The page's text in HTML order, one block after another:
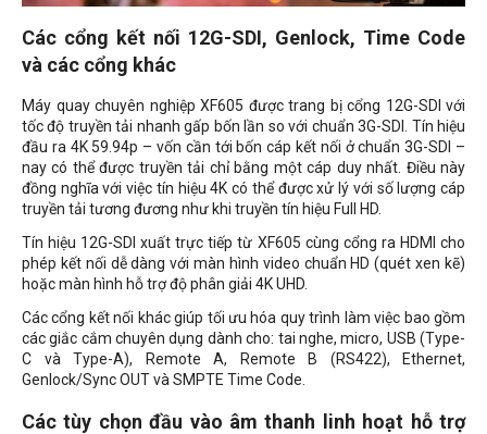
Các cổng kết nối 12G-SDI, Genlock, Time Code
và các cổng khác
Máy quay chuyên nghiệp XF605 được trang bị cổng 12G-SDI với
tốc độ truyền tải nhanh gấp bốn lần so với chuẩn 3G-SDI. Tín hiệu
đầu ra 4K 59.94p – vốn cần tới bốn cáp kết nối ở chuẩn 3G-SDI –
nay có thể được truyền tải chỉ bằng một cáp duy nhất. Điều này
đồng nghĩa với việc tín hiệu 4K có thể được xử lý với số lượng cáp
truyền tải tương đương như khi truyền tín hiệu Full HD.
Tín hiệu 12G-SDI xuất trực tiếp từ XF605 cùng cổng ra HDMI cho
phép kết nối dễ dàng với màn hình video chuẩn HD (quét xen kẽ)
hoặc màn hình hỗ trợ độ phân giải 4K UHD.
Các cổng kết nối khác giúp tối ưu hóa quy trình làm việc bao gồm
các giắc cắm chuyên dụng dành cho: tai nghe, micro, USB (Type-
C và Type-A), Remote A, Remote B (RS422), Ethernet,
Genlock/Sync OUT và SMPTE Time Code.
Các tùy chọn đầu vào âm thanh linh hoạt hỗ trợ